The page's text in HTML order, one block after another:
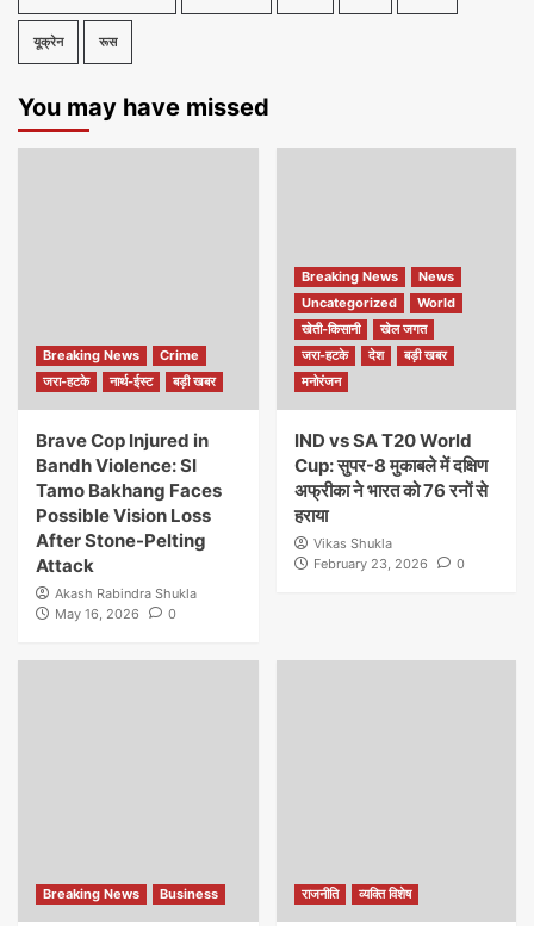
यूक्रेन रूस
You may have missed
Breaking News
Crime
जरा-हटके
नार्थ-ईस्ट बड़ी खबर
Brave Cop Injured in
Bandh Violence: SI
Tamo Bakhang Faces
Possible Vision Loss
After Stone-Pelting
Attack
Akash Rabindra Shukla
May 16, 2026
0
Breaking News
News
Uncategorized
World
खेती-किसानी
खेल जगत
जरा-हटके
देश
बड़ी खबर
मनोरंजन
IND vs SA T20 World
Cup: सुपर-8 मुकाबले में दक्षिण
अफ्रीका ने भारत को 76 रनों से
हराया
Vikas Shukla
February 23, 2026
0
Breaking News Business राजनीति व्यक्ति विशेष